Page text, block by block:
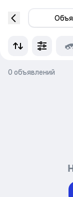
0 объявлений